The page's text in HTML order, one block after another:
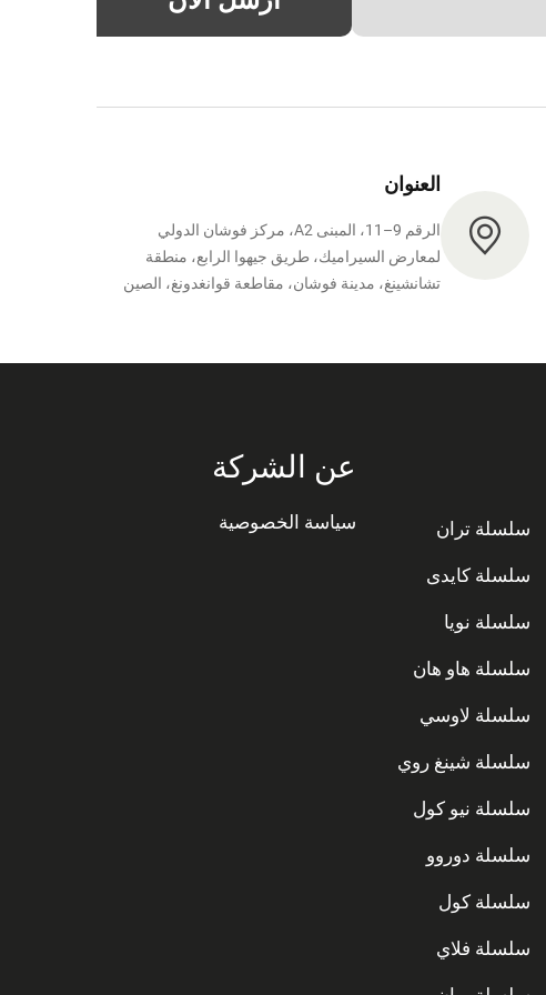
العنوان
الرقم 9–11، المبنى A2، مركز فوشان الدولي
لمعارض السيراميك، طريق جيهوا الرابع، منطقة
تشانشينغ، مدينة فوشان، مقاطعة قوانغدونغ، الصين
سلسلة تران
سلسلة كايدى
سلسلة نويا
سلسلة هاو هان
سلسلة لاوسي
سلسلة شينغ روي
سلسلة نيو كول
سلسلة دوروو
سلسلة كول
سلسلة فلاي
عن الشركة
سياسة الخصوصية